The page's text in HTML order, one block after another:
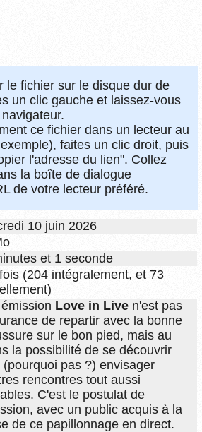
le fichier sur le disque dur de
un clic gauche et laissez-vous
ce fichier dans un lecteur au
faites un clic droit, puis
l'adresse du lien". Collez
la boîte de dialogue
de votre lecteur préféré.
10 juin 2026
et 1 seconde
(204 intégralement, et 73
Love in Live n'est pas
de repartir avec la bonne
sur le bon pied, mais au
la possibilité de se découvrir
(pourquoi pas ?) envisager
rencontres tout aussi
C'est le postulat de
avec un public acquis à la
de ce papillonnage en direct.